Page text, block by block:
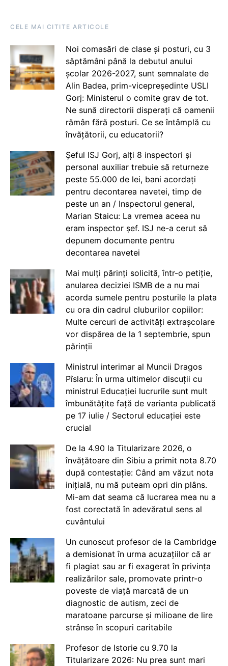
CELE MAI CITITE ARTICOLE
Noi comasări de clase și posturi, cu 3
săptămâni până la debutul anului
școlar 2026-2027, sunt semnalate de
Alin Badea, prim-vicepreședinte USLI
Gorj: Ministerul o comite grav de tot.
Ne sună directorii disperați că oamenii
rămân fără posturi. Ce se întâmplă cu
învățătorii, cu educatorii?
Șeful ISJ Gorj, alți 8 inspectori și
personal auxiliar trebuie să returneze
peste 55.000 de lei, bani acordați
pentru decontarea navetei, timp de
peste un an / Inspectorul general,
Marian Staicu: La vremea aceea nu
eram inspector șef. ISJ ne-a cerut să
depunem documente pentru
decontarea navetei
Mai mulți părinți solicită, într-o petiție,
anularea deciziei ISMB de a nu mai
acorda sumele pentru posturile la plata
cu ora din cadrul cluburilor copiilor:
Multe cercuri de activități extrașcolare
vor dispărea de la 1 septembrie, spun
părinții
Ministrul interimar al Muncii Dragos
Pîslaru: În urma ultimelor discuții cu
ministrul Educației lucrurile sunt mult
îmbunătățite față de varianta publicată
pe 17 iulie / Sectorul educației este
crucial
De la 4.90 la Titularizare 2026, o
învățătoare din Sibiu a primit nota 8.70
după contestație: Când am văzut nota
inițială, nu mă puteam opri din plâns.
Mi-am dat seama că lucrarea mea nu a
fost corectată în adevăratul sens al
cuvântului
Un cunoscut profesor de la Cambridge
a demisionat în urma acuzațiilor că ar
fi plagiat sau ar fi exagerat în privința
realizărilor sale, promovate printr-o
poveste de viață marcată de un
diagnostic de autism, zeci de
maratoane parcurse și milioane de lire
strânse în scopuri caritabile
Profesor de Istorie cu 9.70 la
Titularizare 2026: Nu prea sunt mari